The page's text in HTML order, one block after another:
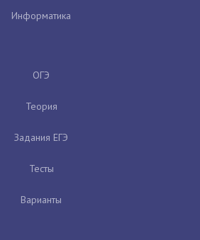
Информатика
ОГЭ
Теория
Задания ЕГЭ
Тесты
Варианты